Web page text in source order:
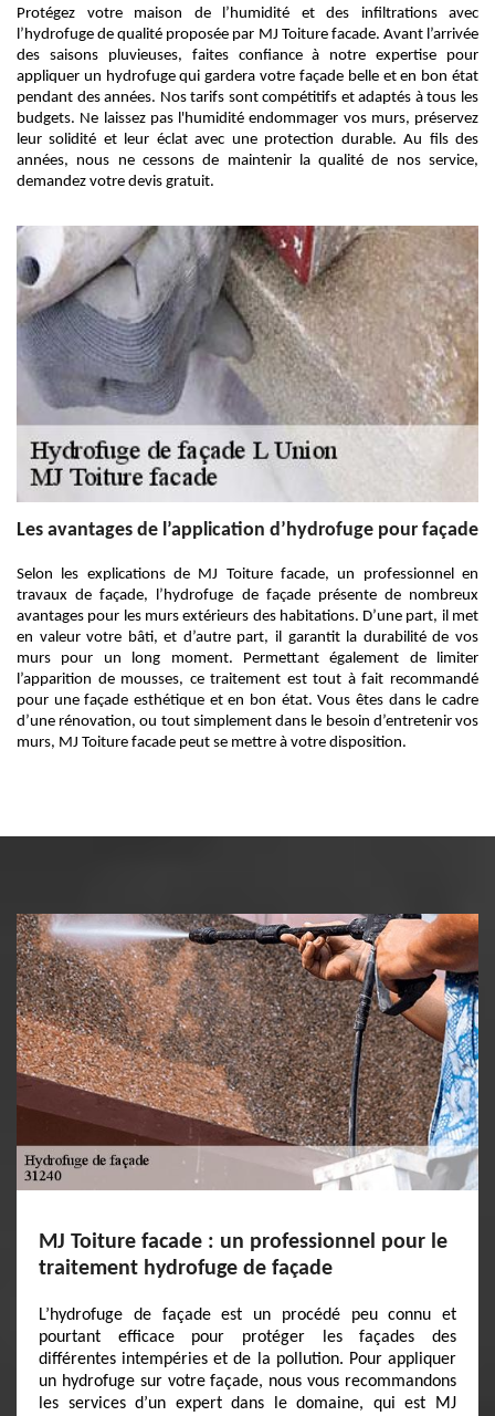
Protégez votre maison de l’humidité et des infiltrations avec
l’hydrofuge de qualité proposée par MJ Toiture facade. Avant l’arrivée
des saisons pluvieuses, faites confiance à notre expertise pour
appliquer un hydrofuge qui gardera votre façade belle et en bon état
pendant des années. Nos tarifs sont compétitifs et adaptés à tous les
budgets. Ne laissez pas l'humidité endommager vos murs, préservez
leur solidité et leur éclat avec une protection durable. Au fils des
années, nous ne cessons de maintenir la qualité de nos service,
demandez votre devis gratuit.
Les avantages de l’application d’hydrofuge pour façade
Selon les explications de MJ Toiture facade, un professionnel en
travaux de façade, l’hydrofuge de façade présente de nombreux
avantages pour les murs extérieurs des habitations. D’une part, il met
en valeur votre bâti, et d’autre part, il garantit la durabilité de vos
murs pour un long moment. Permettant également de limiter
l’apparition de mousses, ce traitement est tout à fait recommandé
pour une façade esthétique et en bon état. Vous êtes dans le cadre
d’une rénovation, ou tout simplement dans le besoin d’entretenir vos
murs, MJ Toiture facade peut se mettre à votre disposition.
MJ Toiture facade : un professionnel pour le
traitement hydrofuge de façade
L’hydrofuge de façade est un procédé peu connu et
pourtant efficace pour protéger les façades des
différentes intempéries et de la pollution. Pour appliquer
un hydrofuge sur votre façade, nous vous recommandons
les services d’un expert dans le domaine, qui est MJ